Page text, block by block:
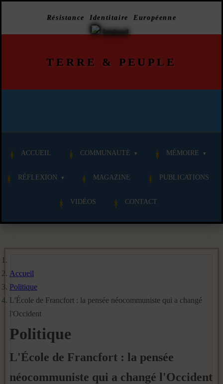
Résistance Identitaire Européenne
TERRE & PEUPLE
ACCUEIL COMMUNAUTÉ MÉMOIRE
RÉFLEXION MAGAZINE PUBLICATIONS
VIDÉOS CONTACT
Accueil
Politique
L'École de Francfort : la pensée néocommuniste qui a changé
l'Occident
Politique
L'École de Francfort : la pensée
néocommuniste qui a changé l'Occident